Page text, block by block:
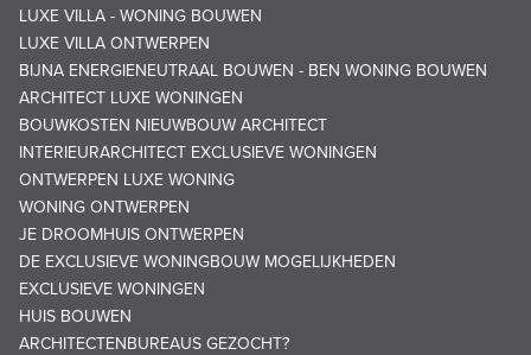
LUXE VILLA - WONING BOUWEN
LUXE VILLA ONTWERPEN
BIJNA ENERGIENEUTRAAL BOUWEN - BEN WONING BOUWEN
ARCHITECT LUXE WONINGEN
BOUWKOSTEN NIEUWBOUW ARCHITECT
INTERIEURARCHITECT EXCLUSIEVE WONINGEN
ONTWERPEN LUXE WONING
WONING ONTWERPEN
JE DROOMHUIS ONTWERPEN
DE EXCLUSIEVE WONINGBOUW MOGELIJKHEDEN
EXCLUSIEVE WONINGEN
HUIS BOUWEN
ARCHITECTENBUREAUS GEZOCHT?